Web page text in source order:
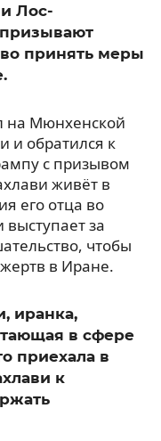
Лос-
принять меры
на Мюнхенской
и обратился к
с призывом
живёт в
его отца во
за
чтобы
в Иране.
иранка,
в сфере
приехала в
к